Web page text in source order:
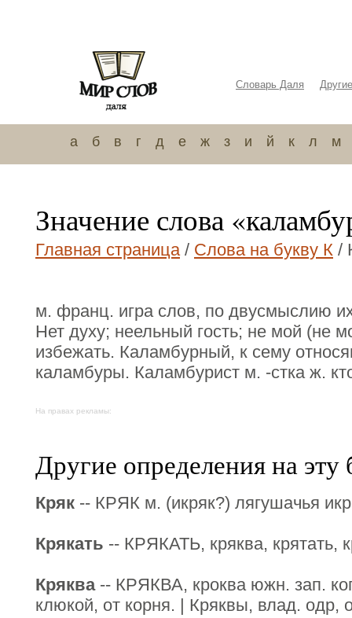
Словарь Даля
а б в г д е ж з и й к л м
Значение слова
Главная страница/ Слова на букву К /
м. франц. игра слов, по двусмыслию
Нет духу; неельный гость; не мой (не
избежать. Каламбурный, к сему
каламбуры. Каламбурист м. -стка ж.
На правах рекламы:
Другие определения на эту
Кряк -- КРЯК м. (икряк?) лягушачья
Крякать -- КРЯКАТЬ, кряква, крятать,
Кряква-- КРЯКВА, кроква южн. зап.
клюкой, от корня. | Кряквы, влад. одр,